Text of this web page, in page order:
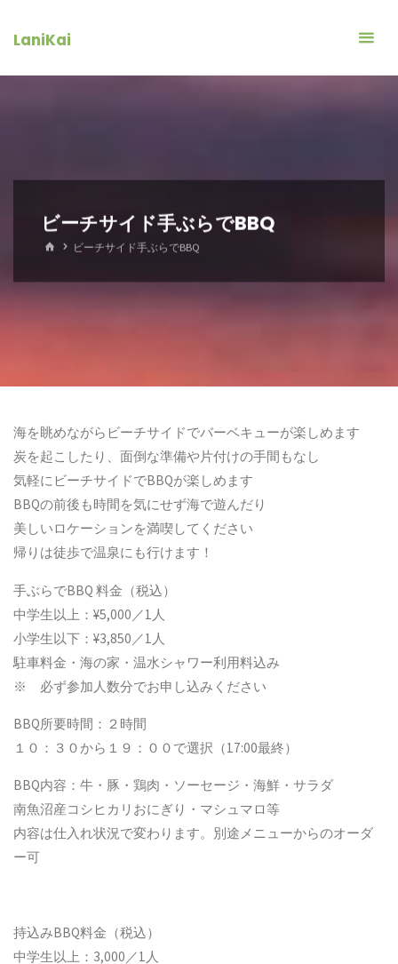
LaniKai
ビーチサイド手ぶらでBBQ
ホ ビーチサイド手ぶらでBBQ
海を眺めながらビーチサイドでバーベキューが楽しめます
炭を起こしたり、面倒な準備や片付けの手間もなし
気軽にビーチサイドでBBQが楽しめます
BBQの前後も時間を気にせず海で遊んだり
美しいロケーションを満喫してください
帰りは徒歩で温泉にも行けます！
手ぶらでBBQ 料金（税込）
中学生以上：¥5,000／1人
小学生以下：¥3,850／1人
駐車料金・海の家・温水シャワー利用料込み
※ 必ず参加人数分でお申し込みください
BBQ所要時間：２時間
１０：３０から１９：００で選択（17:00最終）
BBQ内容：牛・豚・鶏肉・ソーセージ・海鮮・サラダ
南魚沼産コシヒカリおにぎり・マシュマロ等
内容は仕入れ状況で変わります。別途メニューからのオーダ
ー可
持込みBBQ料金（税込）
中学生以上：3,000／1人